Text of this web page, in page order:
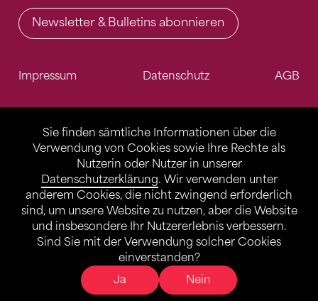
Sie finden sämtliche Informationen über die
Verwendung von Cookies sowie Ihre Rechte als
Nutzerin oder Nutzer in unserer
Datenschutzerklärung. Wir verwenden unter
anderem Cookies, die nicht zwingend erforderlich
sind, um unsere Website zu nutzen, aber die Website
und insbesondere Ihr Nutzererlebnis verbessern.
Sind Sie mit der Verwendung solcher Cookies
einverstanden?
Ja
Nein
Newsletter & Bulletins abonnieren
Impressum Datenschutz AGB